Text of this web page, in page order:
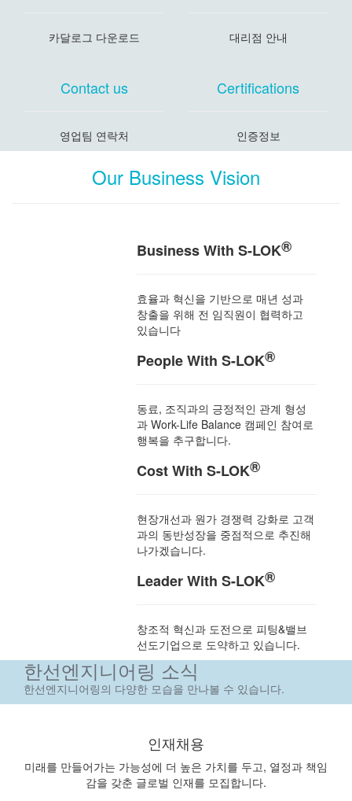
카달로그 다운로드 대리점 안내
Contact us
영업팀 연락처
Certifications
인증정보
Our Business Vision
Business With S-LOK®
효율과 혁신을 기반으로 매년 성과
창출을 위해 전 임직원이 협력하고
있습니다
People With S-LOK®
동료, 조직과의 긍정적인 관계 형성
과 Work-Life Balance 캠페인 참여로
행복을 추구합니다.
Cost With S-LOK®
현장개선과 원가 경쟁력 강화로 고객
과의 동반성장을 중점적으로 추진해
나가겠습니다.
Leader With S-LOK®
창조적 혁신과 도전으로 피팅&밸브
선도기업으로 도약하고 있습니다.
한선엔지니어링 소식
한선엔지니어링의 다양한 모습을 만나볼 수 있습니다.
인재채용
미래를 만들어가는 가능성에 더 높은 가치를 두고, 열정과 책임
감을 갖춘 글로벌 인재를 모집합니다.